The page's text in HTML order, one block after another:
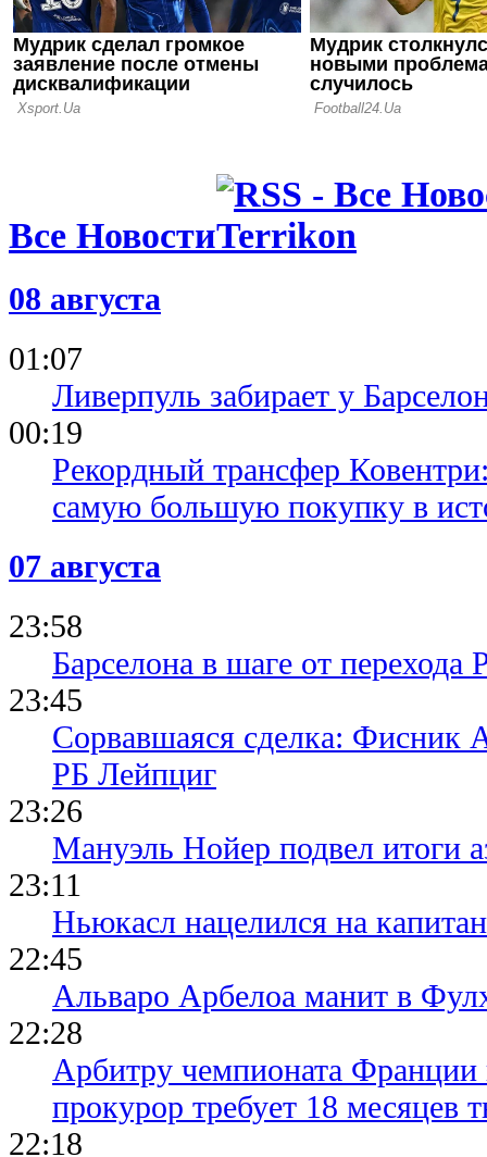
Все Новости
08 августа
01:07
Ливерпуль забирает у
00:19
Рекордный трансфер
самую большую покупку в
07 августа
23:58
Барселона в шаге от перехода
23:45
Сорвавшаяся сделка: Фисник
РБ Лейпциг
23:26
Мануэль Нойер подвел итоги
23:11
Ньюкасл нацелился на
22:45
Альваро Арбелоа манит в
22:28
Арбитру чемпионата Франции
прокурор требует 18 месяцев
22:18